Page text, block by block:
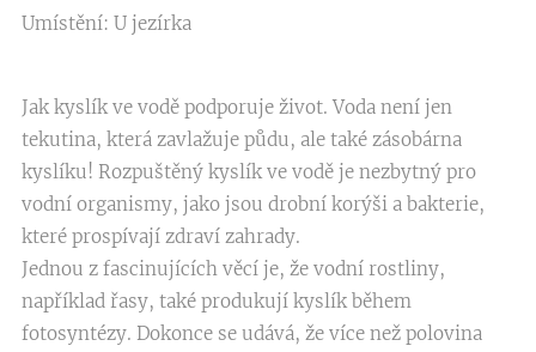
Umístění: U jezírka
Jak kyslík ve vodě podporuje život. Voda není jen
tekutina, která zavlažuje půdu, ale také zásobárna
kyslíku! Rozpuštěný kyslík ve vodě je nezbytný pro
vodní organismy, jako jsou drobní korýši a bakterie,
které prospívají zdraví zahrady.
Jednou z fascinujících věcí je, že vodní rostliny,
například řasy, také produkují kyslík během
fotosyntézy. Dokonce se udává, že více než polovina